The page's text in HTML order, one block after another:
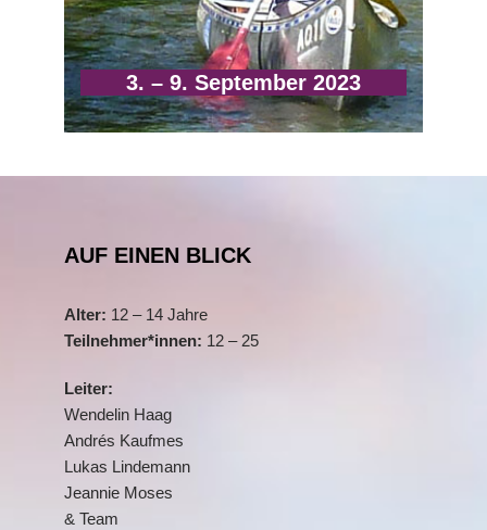
3. – 9. September 2023
AUF EINEN BLICK
Alter: 12 – 14 Jahre
Teilnehmer*innen: 12 – 25
Leiter:
Wendelin Haag
Andrés Kaufmes
Lukas Lindemann
Jeannie Moses
& Team